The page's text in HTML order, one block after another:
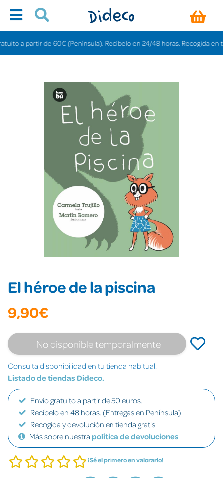
a partir de 60€ (Península). Recíbelo en 24/48 horas. Recogida en
El héroe de la piscina
9,90€
No disponible temporalmente
Consulta disponibilidad en tu tienda habitual.
Listado de tiendas Dideco.
Envío gratuito a partir de 50 euros.
Recíbelo en 48 horas. (Entregas en Península)
Recogida y devolución en tienda gratis.
Más sobre nuestra política de devoluciones
¡Sé el primero en valorarlo!